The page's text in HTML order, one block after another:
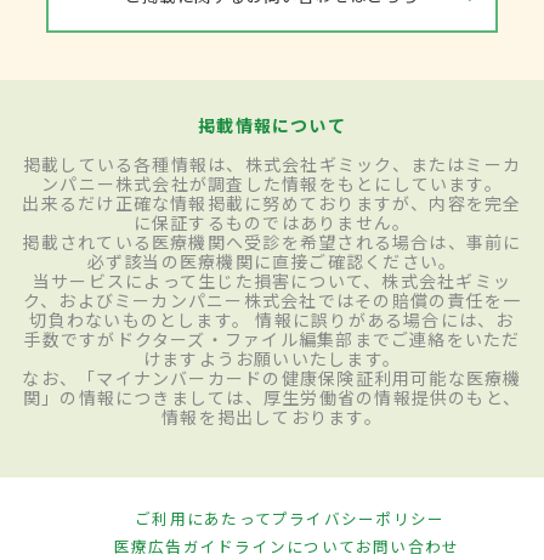
掲載情報について
掲載している各種情報は、株式会社ギミック、またはミーカ
ンパニー株式会社が調査した情報をもとにしています。
出来るだけ正確な情報掲載に努めておりますが、内容を完全
に保証するものではありません。
掲載されている医療機関へ受診を希望される場合は、事前に
必ず該当の医療機関に直接ご確認ください。
当サービスによって生じた損害について、株式会社ギミッ
ク、およびミーカンパニー株式会社ではその賠償の責任を一
切負わないものとします。 情報に誤りがある場合には、お
手数ですがドクターズ・ファイル編集部までご連絡をいただ
けますようお願いいたします。
なお、「マイナンバーカードの健康保険証利用可能な医療機
関」の情報につきましては、厚生労働省の情報提供のもと、
情報を掲出しております。
ご利用にあたってプライバシーポリシー
医療広告ガイドラインについてお問い合わせ